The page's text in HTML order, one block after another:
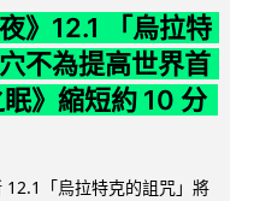
》12.1 「烏拉特
不為提高世界首
》縮短約 10 分
12.1「烏拉特克的詛咒」將